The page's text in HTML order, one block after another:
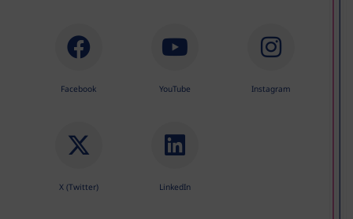
Facebook YouTube Instagram
X (Twitter) LinkedIn